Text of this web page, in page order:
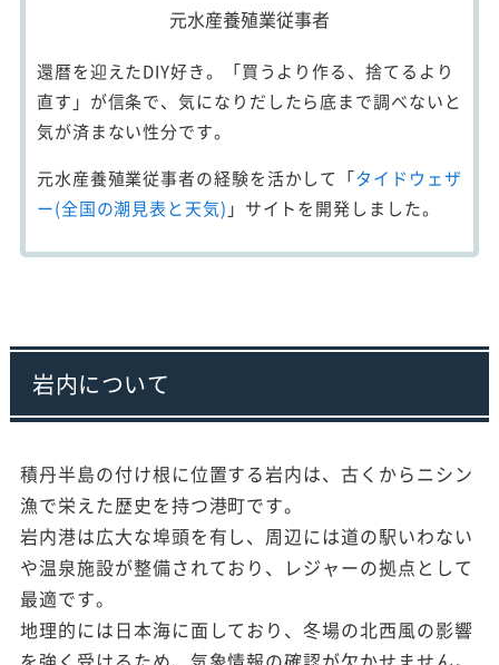
元水産養殖業従事者
還暦を迎えたDIY好き。「買うより作る、捨てるより
直す」が信条で、気になりだしたら底まで調べないと
気が済まない性分です。
元水産養殖業従事者の経験を活かして「タイドウェザ
ー(全国の潮見表と天気) 」サイトを開発しました。
岩内について
積丹半島の付け根に位置する岩内は、古くからニシン
漁で栄えた歴史を持つ港町です。
岩内港は広大な埠頭を有し、周辺には道の駅いわない
や温泉施設が整備されており、レジャーの拠点として
最適です。
地理的には日本海に面しており、冬場の北西風の影響